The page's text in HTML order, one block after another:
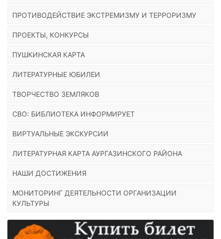
ПРОТИВОДЕЙСТВИЕ ЭКСТРЕМИЗМУ И ТЕРРОРИЗМУ
ПРОЕКТЫ, КОНКУРСЫ
ПУШКИНСКАЯ КАРТА
ЛИТЕРАТУРНЫЕ ЮБИЛЕИ
ТВОРЧЕСТВО ЗЕМЛЯКОВ
СВО: БИБЛИОТЕКА ИНФОРМИРУЕТ
ВИРТУАЛЬНЫЕ ЭКСКУРСИИ
ЛИТЕРАТУРНАЯ КАРТА АУРГАЗИНСКОГО РАЙОНА
НАШИ ДОСТИЖЕНИЯ
МОНИТОРИНГ ДЕЯТЕЛЬНОСТИ ОРГАНИЗАЦИИ
КУЛЬТУРЫ